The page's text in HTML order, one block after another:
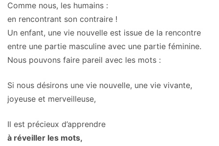
Comme nous, les humains :
en rencontrant son contraire !
Un enfant, une vie nouvelle est issue de la rencontre
entre une partie masculine avec une partie féminine.
Nous pouvons faire pareil avec les mots :
Si nous désirons une vie nouvelle, une vie vivante,
joyeuse et merveilleuse,
Il est précieux d’apprendre
à réveiller les mots,